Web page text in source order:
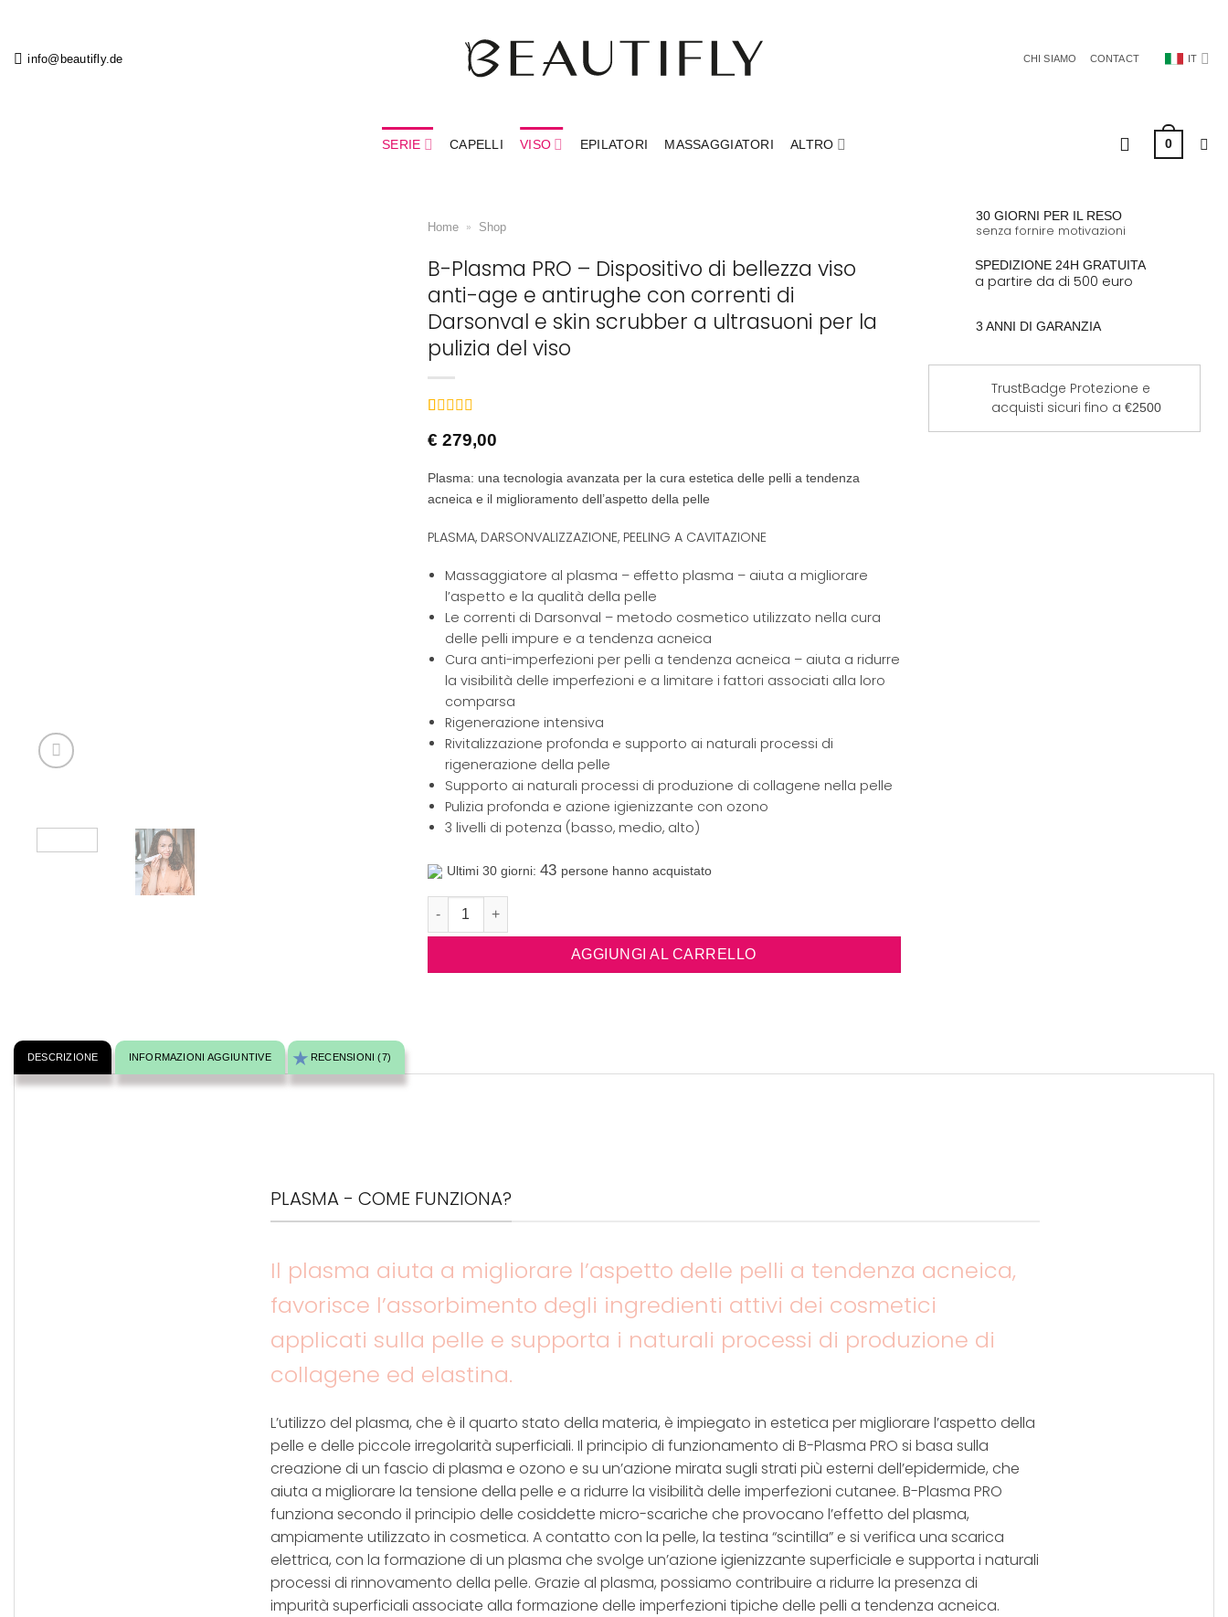
contenuti
info@beautifly.de CHI SIAMO CONTACT IT
SERIE CAPELLI VISO EPILATORI MASSAGGIATORI ALTRO 0
Home » Shop
B-Plasma PRO – Dispositivo di bellezza viso
anti-age e antirughe con correnti di
Darsonval e skin scrubber a ultrasuoni per la
pulizia del viso
5.00su 5 su
recensioni
€ 279,00
Plasma: una tecnologia avanzata per la cura estetica delle pelli a tendenza
acneica e il miglioramento dell’aspetto della pelle
PLASMA, DARSONVALIZZAZIONE, PEELING A CAVITAZIONE
Massaggiatore al plasma – effetto plasma – aiuta a migliorare
l’aspetto e la qualità della pelle
Le correnti di Darsonval – metodo cosmetico utilizzato nella cura
delle pelli impure e a tendenza acneica
Cura anti-imperfezioni per pelli a tendenza acneica – aiuta a ridurre
la visibilità delle imperfezioni e a limitare i fattori associati alla loro
comparsa
Rigenerazione intensiva
Rivitalizzazione profonda e supporto ai naturali processi di
rigenerazione della pelle
Supporto ai naturali processi di produzione di collagene nella pelle
Pulizia profonda e azione igienizzante con ozono
3 livelli di potenza (basso, medio, alto)
Ultimi 30 giorni: 43 persone hanno acquistato
B-Plasma PRO – Dispositivo di bellezza viso anti-age e antirughe con correnti di Darsonval e skin scrubber a ultrasuoni per la
AGGIUNGI AL CARRELLO
30 GIORNI PER IL RESO
senza fornire motivazioni
SPEDIZIONE 24H GRATUITA
a partire da di 500 euro
3 ANNI DI GARANZIA
TrustBadge Protezione e
acquisti sicuri fino a€2500
DESCRIZIONE INFORMAZIONI AGGIUNTIVE RECENSIONI (7)
PLASMA - COME FUNZIONA?
Il plasma aiuta a migliorare l’aspetto delle pelli a tendenza acneica,
favorisce l’assorbimento degli ingredienti attivi dei cosmetici
applicati sulla pelle e supporta i naturali processi di produzione di
collagene ed elastina.
L’utilizzo del plasma, che è il quarto stato della materia, è impiegato in estetica per migliorare l’aspetto della
pelle e delle piccole irregolarità superficiali. Il principio di funzionamento di B-Plasma PRO si basa sulla
creazione di un fascio di plasma e ozono e su un’azione mirata sugli strati più esterni dell’epidermide, che
aiuta a migliorare la tensione della pelle e a ridurre la visibilità delle imperfezioni cutanee. B-Plasma PRO
funziona secondo il principio delle cosiddette micro-scariche che provocano l’effetto del plasma,
ampiamente utilizzato in cosmetica. A contatto con la pelle, la testina “scintilla” e si verifica una scarica
elettrica, con la formazione di un plasma che svolge un’azione igienizzante superficiale e supporta i naturali
processi di rinnovamento della pelle. Grazie al plasma, possiamo contribuire a ridurre la presenza di
impurità superficiali associate alla formazione delle imperfezioni tipiche delle pelli a tendenza acneica.